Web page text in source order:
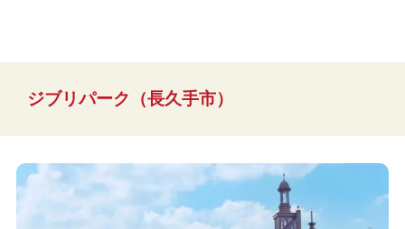
ジブリパーク（長久手市）